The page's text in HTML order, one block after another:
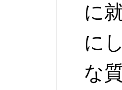
に
に
な